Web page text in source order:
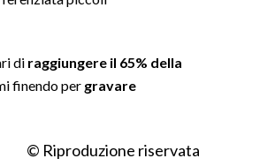
di raggiungere il 65% della
finendo per gravare
© Riproduzione riservata